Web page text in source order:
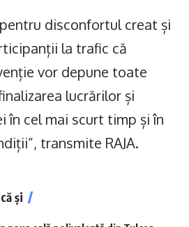
disconfortul creat și
la trafic că
vor depune toate
lucrărilor și
în cel mai scurt timp și în
transmite RAJA.
și